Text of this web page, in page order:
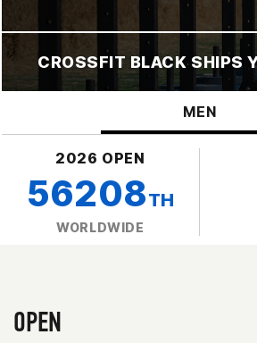
CROSSFIT BLACK SHIPS
MEN
2026 OPEN
56208TH
WORLDWIDE
OPEN